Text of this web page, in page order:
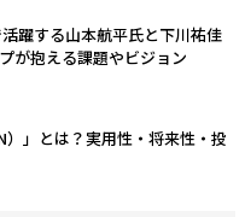
躍する山本航平氏と下川祐佳
が抱える課題やビジョン
）」とは？実用性・将来性・投